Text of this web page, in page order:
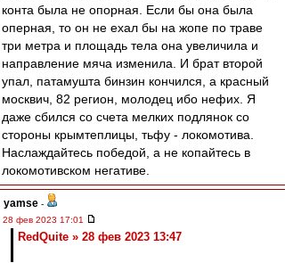
конта была не опорная. Если бы она была
оперная, то он не ехал бы на жопе по траве
три метра и площадь тела она увеличила и
направление мяча изменила. И брат второй
упал, патамушта бинзин кончился, а красный
москвич, 82 регион, молодец ибо нефих. Я
даже сбился со счета мелких подлянок со
стороны крымтеплицы, тьфу - локомотива.
Наслаждайтесь победой, а не копайтесь в
локомотивском негативе.
yamse -
28 фев 2023 17:01
RedQuite » 28 фев 2023 13:47